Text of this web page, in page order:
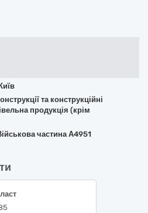
та конструкційні
продукція (крім
частина А4951